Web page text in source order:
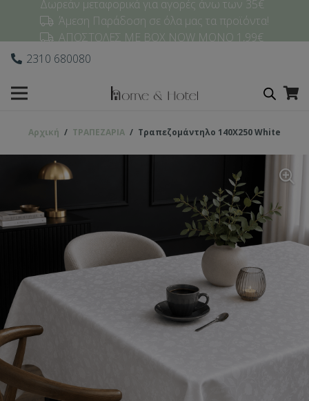
Δωρεάν μεταφορικά για αγορές άνω των 35€
Άμεση Παράδοση σε όλα μας τα προϊόντα!
ΑΠΟΣΤΟΛΕΣ ΜΕ BOX NOW ΜΟΝΟ 1,99€
2310 680080
Αρχική / ΤΡΑΠΕΖΑΡΙΑ / Τραπεζομάντηλο 140Χ250 White